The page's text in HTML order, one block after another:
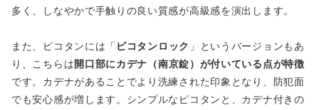
多く、しなやかで手触りの良い質感が高級感を演出します。
また、ピコタンには「 ピコタンロック 」というバージョンもあ
り、こちらは開口部にカデナ（南京錠）が付いている点が特徴
です。カデナがあることでより洗練された印象となり、防犯面
でも安心感が増します。シンプルなピコタンと、カデナ付きの